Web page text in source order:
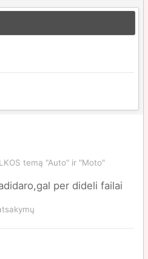
temą "Auto" ir "Moto"
per dideli failai